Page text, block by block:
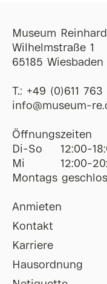
Museum
Wilhelmstraße 1
65185 Wiesbaden
T.: +49 (0)611
ofni@museum-re
Öffnungszeiten
Di-So
12:00-
Mi
12:00-
Montags
Anmieten
Kontakt
Karriere
Hausordnung